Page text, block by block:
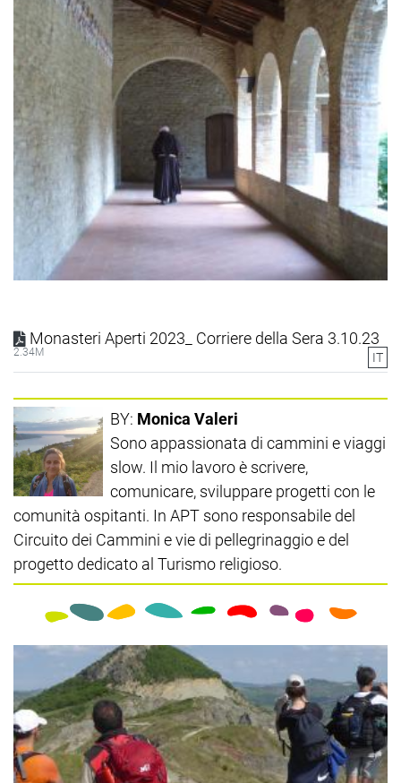
Monasteri Aperti 2023_ Corriere della Sera 3.10.23
2.34M IT
BY: Monica Valeri
Sono appassionata di cammini e viaggi
slow. Il mio lavoro è scrivere,
comunicare, sviluppare progetti con le
comunità ospitanti. In APT sono responsabile del
Circuito dei Cammini e vie di pellegrinaggio e del
progetto dedicato al Turismo religioso.